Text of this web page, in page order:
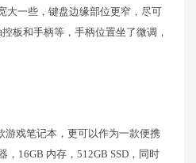
大一些，键盘边缘部位更窄，尽可
板和手柄等，手柄位置坐了微调，
游戏笔记本，更可以作为一款便携
，16GB 内存，512GB SSD，同时